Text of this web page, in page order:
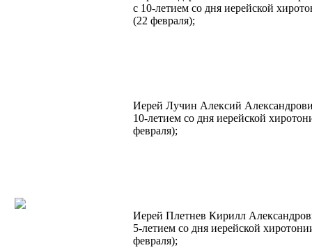
с 10-летием со дня иерейской
(22 февраля);
Иерей Лучин Алексий
10-летием со дня иерейской
февраля);
Иерей Плетнев Кирилл
5-летием со дня иерейской
февраля);